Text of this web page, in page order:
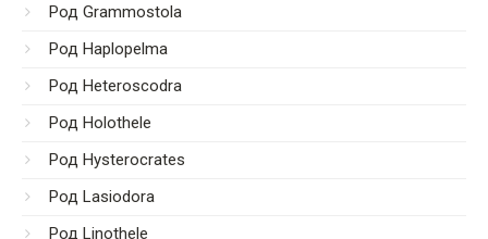
Род Grammostola
Род Haplopelma
Род Heteroscodra
Род Holothele
Род Hysterocrates
Род Lasiodora
Род Linothele